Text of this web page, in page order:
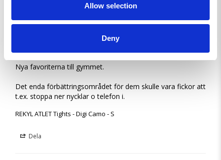
Allow selection
Deny
Emma F.
Nya favoriterna till gymmet.
Det enda förbättringsområdet för dem skulle vara fickor att
REKYL ATLET Tights - Digi Camo - S
Dela